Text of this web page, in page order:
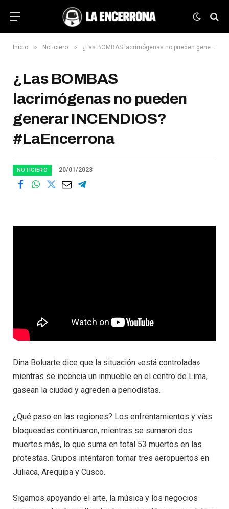
Inicio » Noticiero » ¿Las BOMBAS lacrimógenas no pueden generar INCENDIOS? #LaEncerrona
¿Las BOMBAS
lacrimógenas no pueden
generar INCENDIOS?
#LaEncerrona
NOTICIERO 20/01/2023
Dina Boluarte dice que la situación «está controlada»
mientras se incencia un inmueble en el centro de Lima,
gasean la ciudad y agreden a periodistas.
¿Qué paso en las regiones? Los enfrentamientos y vías
bloqueadas continuaron, mientras se sumaron dos
muertes más, lo que suma en total 53 muertos en las
protestas. Grupos intentaron tomar tres aeropuertos en
Juliaca, Arequipa y Cusco.
Sigamos apoyando el arte, la música y los negocios